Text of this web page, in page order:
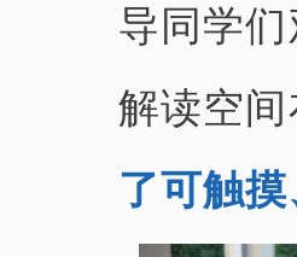
导同学
解读空
了可触